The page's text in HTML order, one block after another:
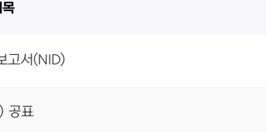
고서(NID)
공표